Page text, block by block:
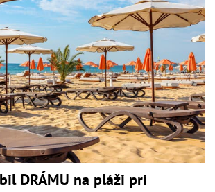
DRÁMU na pláži pri